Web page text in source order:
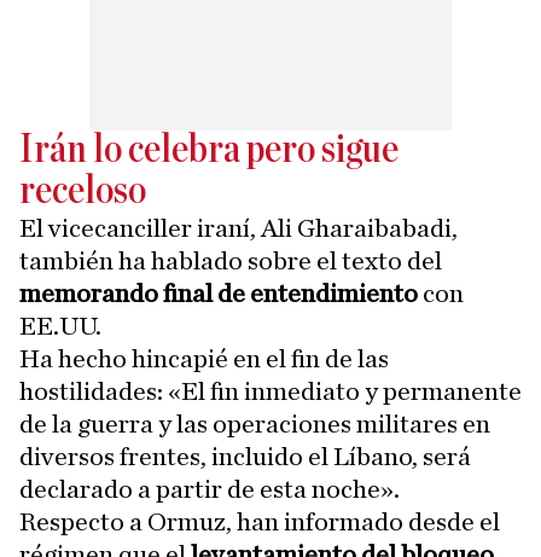
Irán lo celebra pero sigue
receloso
El vicecanciller iraní, Ali Gharaibabadi,
también ha hablado sobre el texto del
memorando final de entendimiento con
EE.UU.
Ha hecho hincapié en el fin de las
hostilidades: «El fin inmediato y permanente
de la guerra y las operaciones militares en
diversos frentes, incluido el Líbano, será
declarado a partir de esta noche».
Respecto a Ormuz, han informado desde el